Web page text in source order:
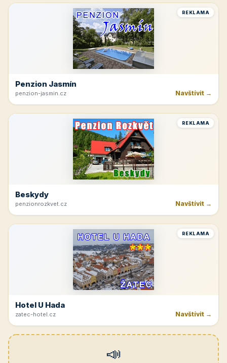
REKLAMA
Penzion Jasmín
penzion-jasmin.cz Navštívit →
REKLAMA
Beskydy
penzionrozkvet.cz Navštívit →
REKLAMA
Hotel U Hada
zatec-hotel.cz Navštívit →
📣